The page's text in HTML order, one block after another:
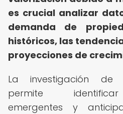
es crucial analizar
demanda de
históricos, las
proyecciones de
La investigación de
permite
emergentes y